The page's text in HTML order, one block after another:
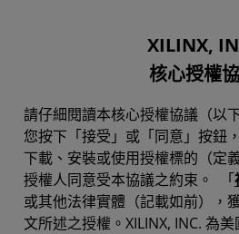
XILINX,
核心授權
請仔細閱讀本核心授權協議（以
您按下「接受」或「同意」按鈕
下載、安裝或使用授權標的（定
授權人同意受本協議之約束。 「
或其他法律實體（記載如前），
文所述之授權。XILINX, INC. 為